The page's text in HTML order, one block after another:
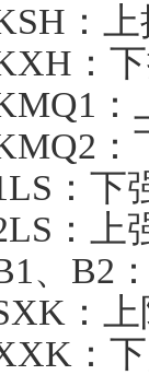
：
：
：
：
：下
：上
、B2
：
：